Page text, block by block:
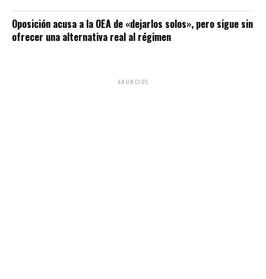
Oposición acusa a la OEA de «dejarlos solos», pero sigue sin
ofrecer una alternativa real al régimen
ANUNCIOS